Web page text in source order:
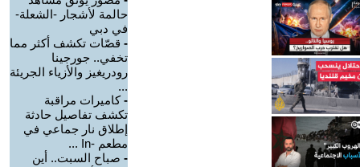
حالمة لأشجار -الشعلة-
في دبي
- قصّات تكشف أكثر مما
تخفي.. جورجينا
رودريغيز والأزياء الجريئة
...
-كاميرات مراقبة
تكشف تفاصيل حادثة
إطلاق نار جماعي في
مطعم -In ...
- صباح السبت.. أين